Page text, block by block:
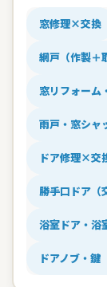
窓修理×交換
網戸（作製＋
窓リフォーム
雨戸・窓シャ
ドア修理×交
勝手口ドア（
浴室ドア・浴
ドアノブ・鍵